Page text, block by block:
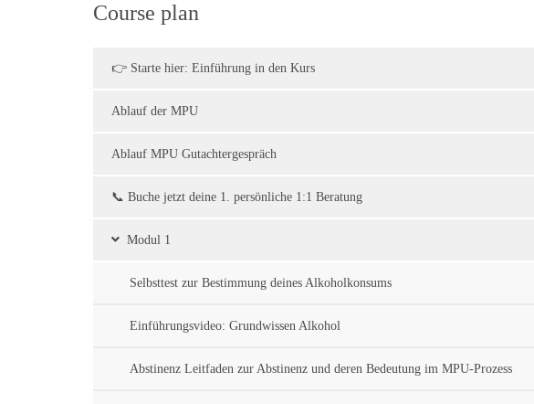
Course plan
👉 Starte hier: Einführung in den Kurs
Ablauf der MPU
Ablauf MPU Gutachtergespräch
📞 Buche jetzt deine 1. persönliche 1:1 Beratung
Modul 1
Selbsttest zur Bestimmung deines Alkoholkonsums
Einführungsvideo: Grundwissen Alkohol
Abstinenz Leitfaden zur Abstinenz und deren Bedeutung im MPU-Prozess